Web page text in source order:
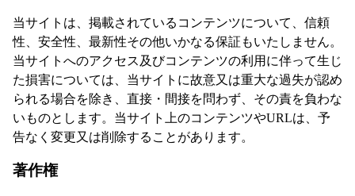
当サイトは、掲載されているコンテンツについて、信頼
性、安全性、最新性その他いかなる保証もいたしません。
当サイトへのアクセス及びコンテンツの利用に伴って生じ
た損害については、当サイトに故意又は重大な過失が認め
られる場合を除き、直接・間接を問わず、その責を負わな
いものとします。当サイト上のコンテンツやURLは、予
告なく変更又は削除することがあります。
著作権